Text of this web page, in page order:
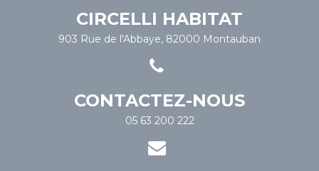
CIRCELLI HABITAT
903 Rue de l'Abbaye, 82000 Montauban
CONTACTEZ-NOUS
05 63 200 222